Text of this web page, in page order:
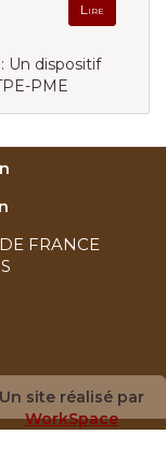
Lire
Un dispositif
PME
FRANCE
Un site réalisé par
WorkSpace